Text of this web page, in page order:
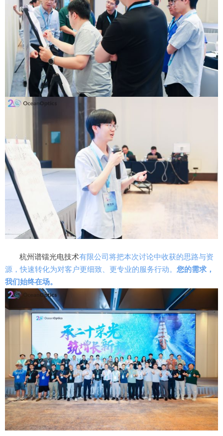
杭州谱镭光电技术有限公司将把本次讨论中收获的思路与资
源，快速转化为对客户更细致、更专业的服务行动。 您的需求，
我们始终在场。